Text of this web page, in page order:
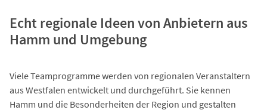
Echt regionale Ideen von Anbietern aus
Hamm und Umgebung
Viele Teamprogramme werden von regionalen Veranstaltern
aus Westfalen entwickelt und durchgeführt. Sie kennen
Hamm und die Besonderheiten der Region und gestalten